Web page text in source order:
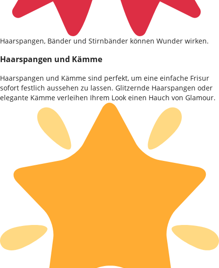
Haarspangen, Bänder und Stirnbänder können Wunder wirken.
Haarspangen und Kämme
Haarspangen und Kämme sind perfekt, um eine einfache Frisur
sofort festlich aussehen zu lassen. Glitzernde Haarspangen oder
elegante Kämme verleihen Ihrem Look einen Hauch von Glamour.